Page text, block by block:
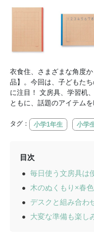
衣食住、さまざまな角度
品】。今回は、子どもた
に注目！ 文房具、学習机
ともに、話題のアイテム
タグ： 小学1年生 小学
目次
毎日使う文房具は
木のぬくもり×春
デスクと組み合わ
大変な準備も楽し